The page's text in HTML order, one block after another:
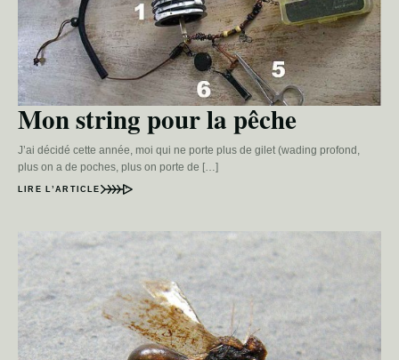
Mon string pour la pêche
J’ai décidé cette année, moi qui ne porte plus de gilet (wading profond,
plus on a de poches, plus on porte de […]
LIRE L’ARTICLE